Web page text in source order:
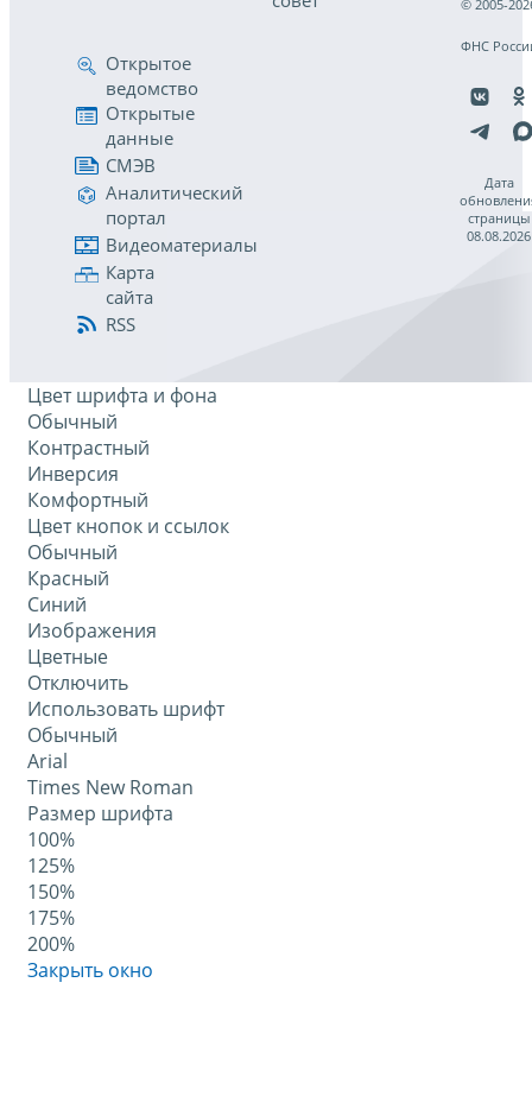
Открытое
ведомство
Открытые
данные
СМЭВ
Аналитический
портал
Видеоматериалы
Карта
сайта
RSS
© 2005-
ФНС
Дата
страницы
08.08.2026
Цвет шрифта и фона
Обычный
Контрастный
Инверсия
Комфортный
Цвет кнопок и ссылок
Обычный
Красный
Синий
Изображения
Цветные
Отключить
Использовать шрифт
Обычный
Arial
Times New Roman
Размер шрифта
100%
125%
150%
175%
200%
Закрыть окно